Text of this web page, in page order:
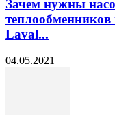
Зачем нужны
теплообменников
Laval...
04.05.2021